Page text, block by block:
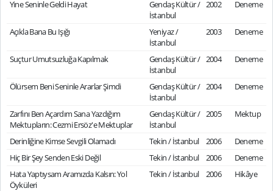
Yine Seninle Geldi Hayat
Gendaş Kültür /
İstanbul
2002 Deneme
Açıkla Bana Bu Işığı
Yeniyaz /
İstanbul
2003 Deneme
Suçtur Umutsuzluğa Kapılmak
Gendaş Kültür /
İstanbul
2004 Deneme
Ölürsem Beni Seninle Ararlar Şimdi
Gendaş Kültür /
İstanbul
2004 Deneme
Zarfını Ben Açardım Sana Yazdığım
Mektupların: Cezmi Ersöz'e Mektuplar
Gendaş Kültür /
İstanbul
2005 Mektup
Derinliğine Kimse Sevgili Olamadı Tekin / İstanbul 2006
Deneme
Hiç Bir Şey Senden Eski Değil
Tekin / İstanbul 2006
Deneme
Hata Yaptıysam Aramızda Kalsın: Yol
Öyküleri
Tekin / İstanbul 2006 Hikâye